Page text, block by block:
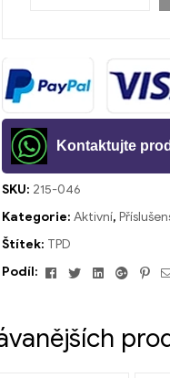
Kontaktujte
SKU: 215-046
Kategorie:Aktivní,
Štítek: TPD
Podíl:
FacebookCvrlikáníLinkedin